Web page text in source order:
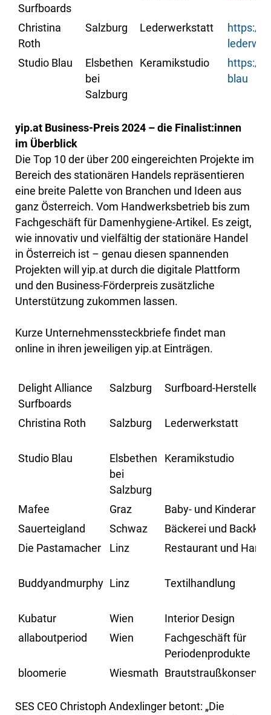
Surfboards
Christina
Roth
Salzburg Lederwerkstatt
https://
Studio Blau
Elsbethen
bei
Salzburg
Keramikstudio
https://
blau
yip.at Business-Preis 2024 – die Finalist:innen
im Überblick
Die Top 10 der über 200 eingereichten Projekte im
Bereich des stationären Handels repräsentieren
eine breite Palette von Branchen und Ideen aus
ganz Österreich. Vom Handwerksbetrieb bis zum
Fachgeschäft für Damenhygiene-Artikel. Es zeigt,
wie innovativ und vielfältig der stationäre Handel
in Österreich ist – genau diesen spannenden
Projekten will yip.at durch die digitale Plattform
und den Business-Förderpreis zusätzliche
Unterstützung zukommen lassen.
Kurze Unternehmenssteckbriefe findet man
online in ihren jeweiligen yip.at Einträgen.
Delight Alliance
Surfboards
Salzburg Surfboard-Hersteller
Christina Roth Salzburg Lederwerkstatt
Studio Blau
Elsbethen
bei
Salzburg
Keramikstudio
Mafee Graz
Baby- und
Sauerteigland
Schwaz
Bäckerei und
Die Pastamacher
Linz Restaurant und
Buddyandmurphy Linz Textilhandlung
Kubatur Wien
Interior Design
allaboutperiod
Wien
Fachgeschäft für
Periodenprodukte
bloomerie
Wiesmath
SES CEO Christoph Andexlinger betont: „Die